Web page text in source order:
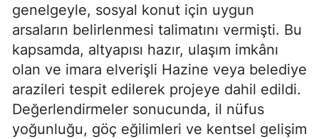
genelgeyle, sosyal konut için uygun
arsaların belirlenmesi talimatını vermişti. Bu
kapsamda, altyapısı hazır, ulaşım imkânı
olan ve imara elverişli Hazine veya belediye
arazileri tespit edilerek projeye dahil edildi.
Değerlendirmeler sonucunda, il nüfus
yoğunluğu, göç eğilimleri ve kentsel gelişim